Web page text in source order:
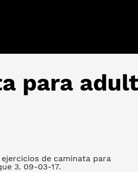
para
de caminata para
3. 09-03-17.